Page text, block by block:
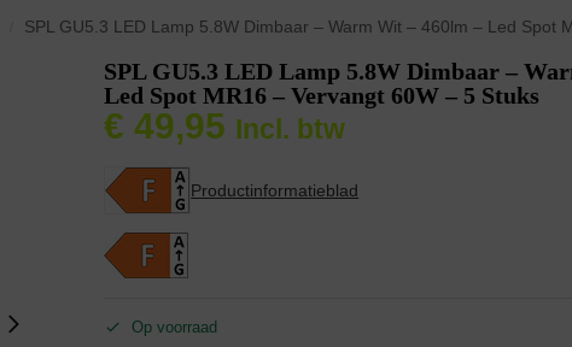
SPL GU5.3 LED Lamp 5.8W Dimbaar – Warm Wit – 460lm – Led Spot
SPL GU5.3 LED Lamp 5.8W Dimbaar –
Led Spot MR16 – Vervangt 60W – 5 Stuks
€ 49,95 Incl. btw
Productinformatieblad
Op voorraad